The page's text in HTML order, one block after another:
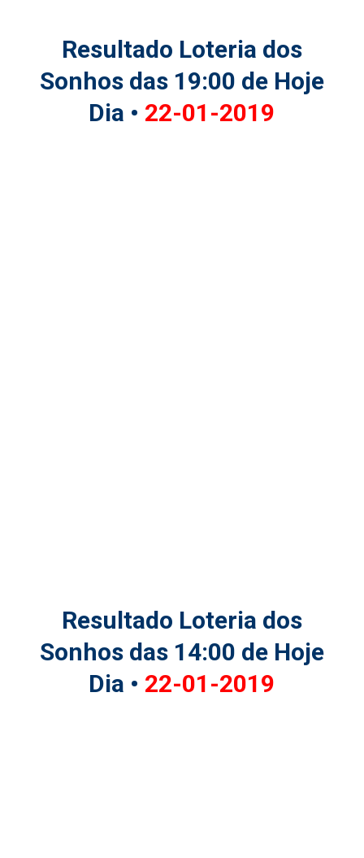
Resultado Loteria dos
Sonhos das 19:00 de Hoje
Dia • 22-01-2019
Resultado Loteria dos
Sonhos das 14:00 de Hoje
Dia • 22-01-2019